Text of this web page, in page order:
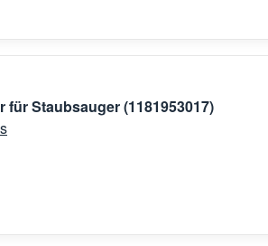
für Staubsauger (1181953017)